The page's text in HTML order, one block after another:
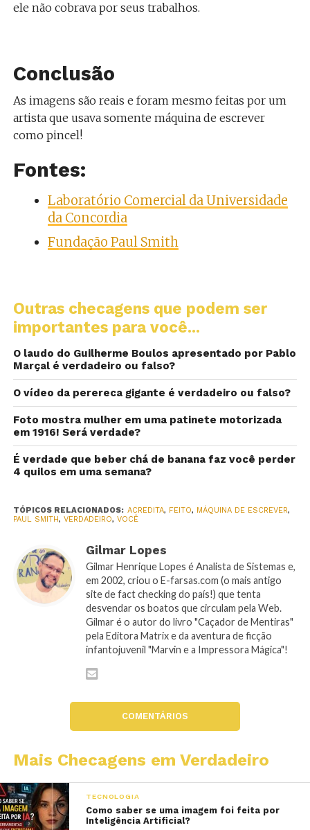
ele não cobrava por seus trabalhos.
Conclusão
As imagens são reais e foram mesmo feitas por um
artista que usava somente máquina de escrever
como pincel!
Fontes:
Laboratório Comercial da Universidade
da Concordia
Fundação Paul Smith
Outras checagens que podem ser
importantes para você...
O laudo do Guilherme Boulos apresentado por Pablo
Marçal é verdadeiro ou falso?
O vídeo da perereca gigante é verdadeiro ou falso?
Foto mostra mulher em uma patinete motorizada
em 1916! Será verdade?
É verdade que beber chá de banana faz você perder
4 quilos em uma semana?
TÓPICOS RELACIONADOS: ACREDITA, FEITO, MÁQUINA DE ESCREVER,
PAUL SMITH, VERDADEIRO, VOCÊ
Gilmar Lopes
Gilmar Henrique Lopes é Analista de Sistemas e,
em 2002, criou o E-farsas.com (o mais antigo
site de fact checking do país!) que tenta
desvendar os boatos que circulam pela Web.
Gilmar é o autor do livro "Caçador de Mentiras"
pela Editora Matrix e da aventura de ficção
infantojuvenil "Marvin e a Impressora Mágica"!
COMENTÁRIOS
Mais Checagens em Verdadeiro
TECNOLOGIA
Como saber se uma imagem foi feita por
Inteligência Artificial?